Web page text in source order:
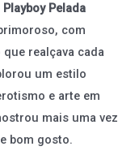
Pelada
com
realçava cada
um estilo
e arte em
mais uma vez
bom gosto.